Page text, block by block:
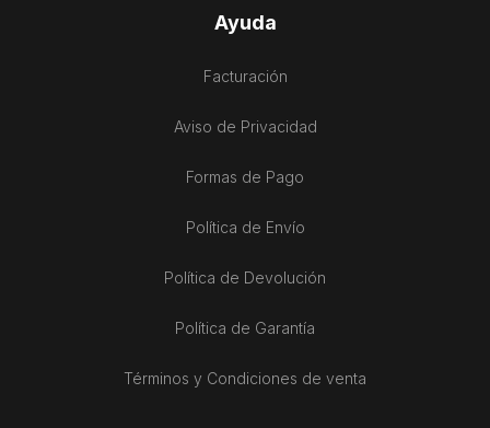
Ayuda
Facturación
Aviso de Privacidad
Formas de Pago
Política de Envío
Política de Devolución
Política de Garantía
Términos y Condiciones de venta